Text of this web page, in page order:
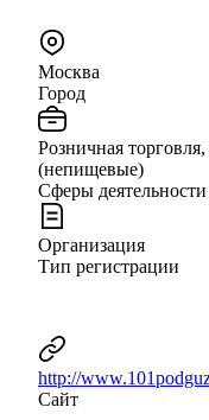
Москва
Город
Розничная
(непищевые)
Сферы деятельности
Организация
Тип регистрации
http://
Сайт